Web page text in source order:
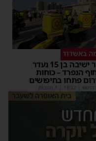
באשדוד
בחור ישיבה בן 15 נעדר
הנפרד – כוחות
פתחו בחיפושים
18:32